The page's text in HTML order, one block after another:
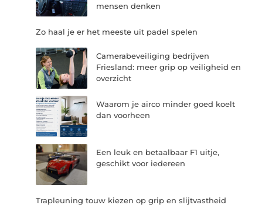
mensen denken
Zo haal je er het meeste uit padel spelen
Camerabeveiliging bedrijven
Friesland: meer grip op veiligheid en
overzicht
Waarom je airco minder goed koelt
dan voorheen
Een leuk en betaalbaar F1 uitje,
geschikt voor iedereen
Trapleuning touw kiezen op grip en slijtvastheid